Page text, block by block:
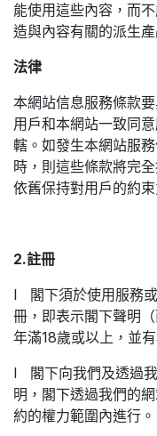
能使用這些內容，而
造與內容有關的派生產
法律
本網站信息服務條款
用戶和本網站一致同
轄。如發生本網站服
時，則這些條款將完
依舊保持對用戶的約束
2.註冊
l 閣下須於使用服務
冊，即表示閣下聲明
年滿18歲或以上，並
l 閣下向我們及透過
明，閣下透過我們的
約的權力範圍內進行。